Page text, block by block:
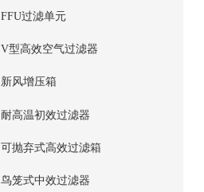
FFU过滤单元
V型高效空气过滤器
新风增压箱
耐高温初效过滤器
可抛弃式高效过滤箱
鸟笼式中效过滤器